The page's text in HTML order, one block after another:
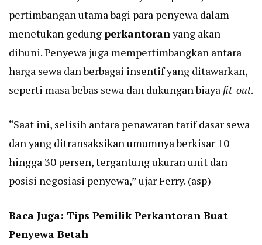
pertimbangan utama bagi para penyewa dalam
menetukan gedungperkantoranyang akan
dihuni. Penyewa juga mempertimbangkan antara
harga sewa dan berbagai insentif yang ditawarkan,
seperti masa bebas sewa dan dukungan biaya fit-out.
“Saat ini, selisih antara penawaran tarif dasar sewa
dan yang ditransaksikan umumnya berkisar 10
hingga 30 persen, tergantung ukuran unit dan
posisi negosiasi penyewa,” ujar Ferry. (asp)
Baca Juga: Tips Pemilik Perkantoran Buat
Penyewa Betah